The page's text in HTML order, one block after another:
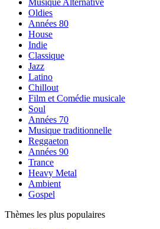
Musique Alternative
Oldies
Années 80
House
Indie
Classique
Jazz
Latino
Chillout
Film et Comédie musicale
Soul
Années 70
Musique traditionnelle
Reggaeton
Années 90
Trance
Heavy Metal
Ambient
Gospel
Thèmes les plus populaires